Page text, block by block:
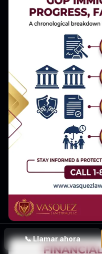
📞Llamar ahora